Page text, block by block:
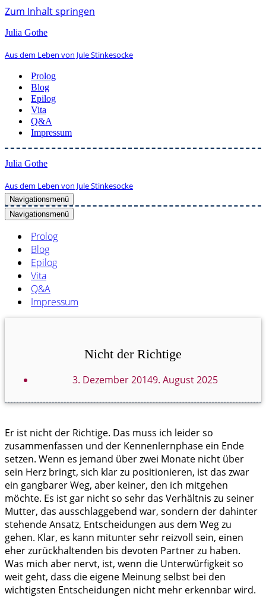
Zum Inhalt springen
Julia Gothe
Aus dem Leben von Jule Stinkesocke
Prolog
Blog
Epilog
Vita
Q&A
Impressum
Julia Gothe
Aus dem Leben von Jule Stinkesocke
Navigationsmenü
Navigationsmenü
Prolog
Blog
Epilog
Vita
Q&A
Impressum
Nicht der Richtige
3. Dezember 20149. August 2025
Er ist nicht der Richtige. Das muss ich leider so
zusammenfassen und der Kennenlernphase ein Ende
setzen. Wenn es jemand über zwei Monate nicht über
sein Herz bringt, sich klar zu positionieren, ist das zwar
ein gangbarer Weg, aber keiner, den ich mitgehen
möchte. Es ist gar nicht so sehr das Verhältnis zu seiner
Mutter, das ausschlaggebend war, sondern der dahinter
stehende Ansatz, Entscheidungen aus dem Weg zu
gehen. Klar, es kann mitunter sehr reizvoll sein, einen
eher zurückhaltenden bis devoten Partner zu haben.
Was mich aber nervt, ist, wenn die Unterwürfigkeit so
weit geht, dass die eigene Meinung selbst bei den
wichtigsten Entscheidungen nicht mehr erkennbar wird.